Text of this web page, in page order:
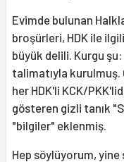
Evimde bulunan
broşürleri, HDK ile
büyük delili. Kurgu şu:
talimatıyla kurulmuş.
her HDK'li KCK/
gösteren gizli tanık
"bilgiler" eklenmiş.
Hep söylüyorum,